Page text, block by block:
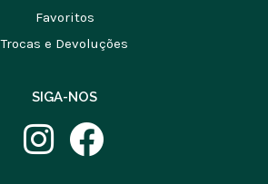
Favoritos
Trocas e Devoluções
SIGA-NOS